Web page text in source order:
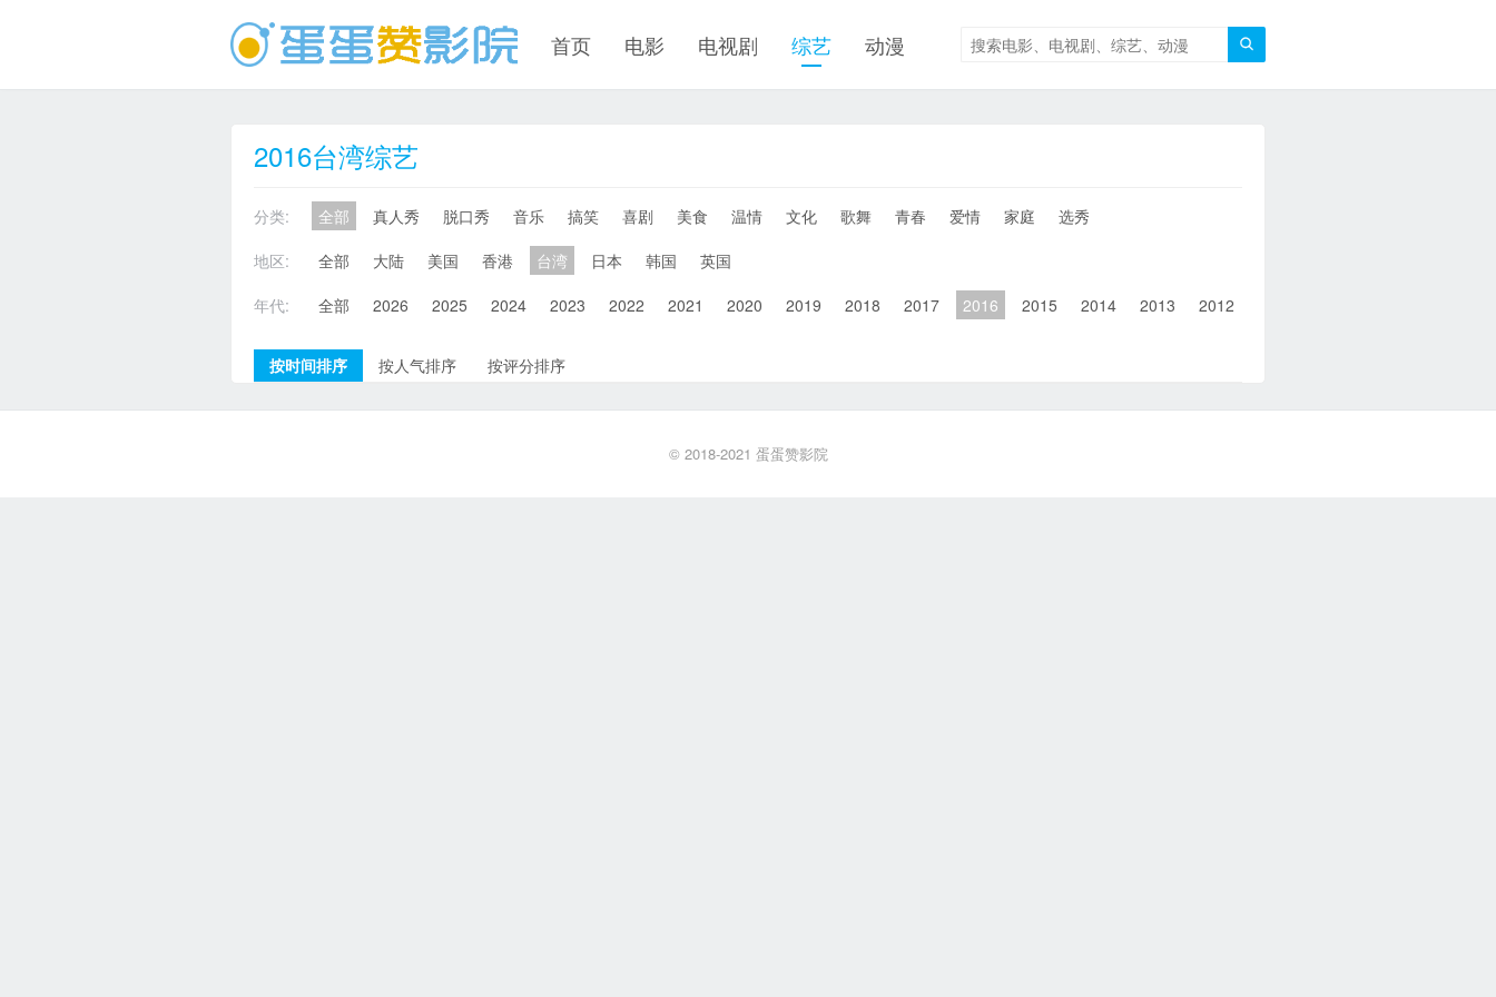

首页 电影 电视剧 综艺 动漫
2016台湾综艺
分类: 全部 真人秀 脱口秀 音乐 搞笑 喜剧 美食 温情 文化 歌舞 青春 爱情 家庭
选秀
地区:
全部 大陆 美国 香港 台湾 日本 韩国
英国
年代:
全部 2026 2025 2024 2023 2022 2021 2020 2019 2018 2017 2016 2015 2014 2013 2012
按时间排序 按人气排序 按评分排序
© 2018-2021 蛋蛋赞影院